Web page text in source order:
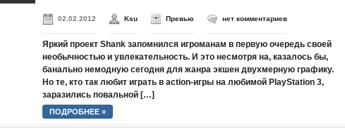
02.02.2012 Ksu Превью нет комментариев
Яркий проект Shank запомнился игроманам в первую очередь своей
необычностью и увлекательность. И это несмотря на, казалось бы,
банально немодную сегодня для жанра экшен двухмерную графику.
Но те, кто так любит играть в action-игры на любимой PlayStation 3,
заразились повальной […]
ПОДРОБНЕЕ »